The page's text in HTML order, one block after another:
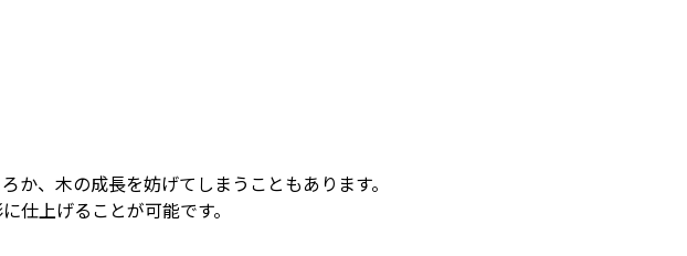
か、木の成長を妨げてしまうこともあります。
仕上げることが可能です。